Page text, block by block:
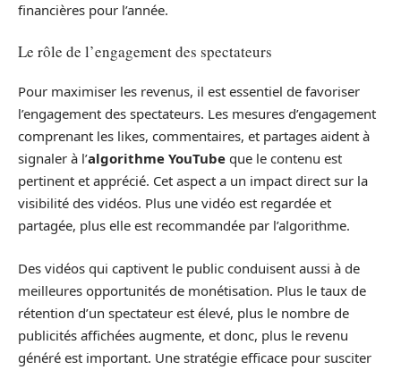
financières pour l’année.
Le rôle de l’engagement des spectateurs
Pour maximiser les revenus, il est essentiel de favoriser
l’engagement des spectateurs. Les mesures d’engagement
comprenant les likes, commentaires, et partages aident à
signaler à l’algorithme YouTube que le contenu est
pertinent et apprécié. Cet aspect a un impact direct sur la
visibilité des vidéos. Plus une vidéo est regardée et
partagée, plus elle est recommandée par l’algorithme.
Des vidéos qui captivent le public conduisent aussi à de
meilleures opportunités de monétisation. Plus le taux de
rétention d’un spectateur est élevé, plus le nombre de
publicités affichées augmente, et donc, plus le revenu
généré est important. Une stratégie efficace pour susciter